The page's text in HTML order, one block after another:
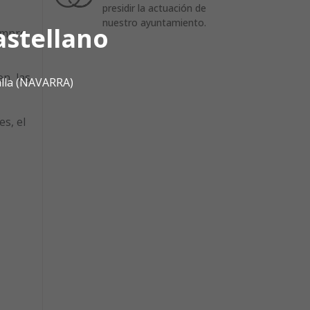
(NAVARRA)
las
el
presidir la actuación de
nuestro ayuntamiento.